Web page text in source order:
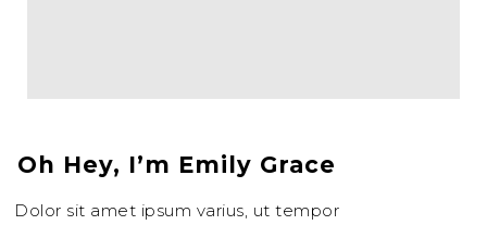
Oh Hey, I’m Emily Grace
Dolor sit amet ipsum varius, ut tempor